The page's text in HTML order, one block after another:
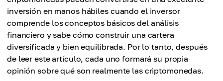
inversión en manos hábiles cuando el inversor
comprende los conceptos básicos del análisis
financiero y sabe cómo construir una cartera
diversificada y bien equilibrada. Por lo tanto, después
de leer este artículo, cada uno formará su propia
opinión sobre qué son realmente las criptomonedas.